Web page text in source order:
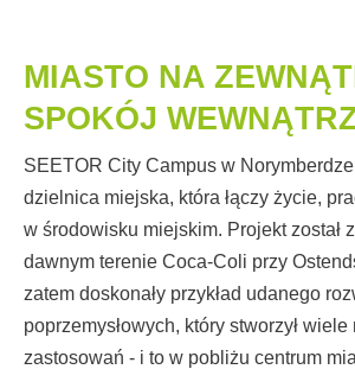
MIASTO NA
SPOKÓJ
SEETOR City Campus w
dzielnica miejska, która łączy życie,
w środowisku miejskim. Projekt został
dawnym terenie Coca-Coli przy
zatem doskonały przykład udanego
poprzemysłowych, który stworzył
zastosowań - i to w pobliżu centrum